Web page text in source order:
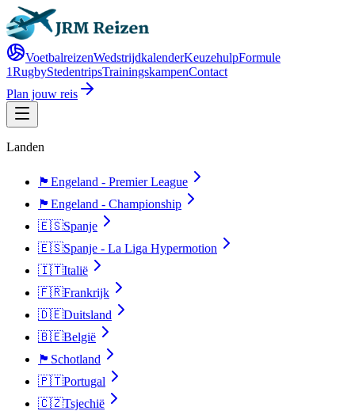
VoetbalreizenWedstrijdkalenderKeuzehulpFormule
1RugbyStedentripsTrainingskampenContact
Plan jouw reis
Landen
🏴󠁧󠁢󠁥󠁮󠁧󠁿 Engeland - Premier League
🏴󠁧󠁢󠁥󠁮󠁧󠁿 Engeland - Championship
🇪🇸Spanje
🇪🇸Spanje - La Liga Hypermotion
🇮🇹Italië
🇫🇷Frankrijk
🇩🇪Duitsland
🇧🇪België
🏴󠁧󠁢󠁳󠁣󠁴󠁿 Schotland
🇵🇹Portugal
🇨🇿Tsjechië